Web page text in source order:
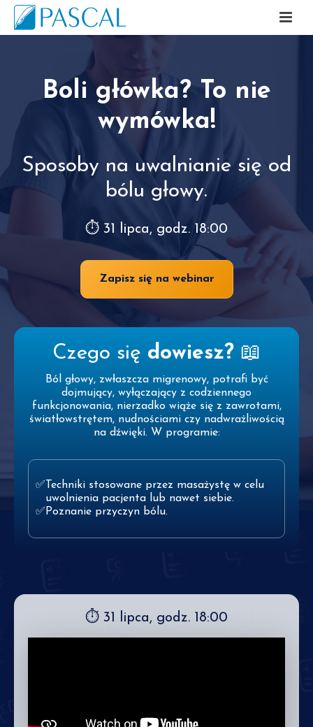
Boli główka? To nie
wymówka!
Sposoby na uwalnianie się od
bólu głowy.
⏱ 31 lipca, godz. 18:00
Zapisz się na webinar
Czego się dowiesz?📖
Ból głowy, zwłaszcza migrenowy, potrafi być
dojmujący, wyłączający z codziennego
funkcjonowania, nierzadko wiąże się z zawrotami,
światłowstrętem, nudnościami czy nadwrażliwością
na dźwięki. W programie:
Techniki stosowane przez masażystę w celu
uwolnienia pacjenta lub nawet siebie.
Poznanie przyczyn bólu.
⏱ 31 lipca, godz. 18:00